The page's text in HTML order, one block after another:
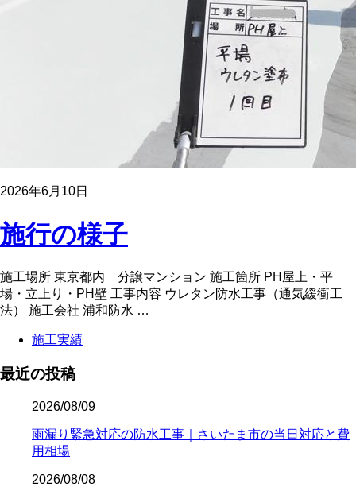
2026年6月10日
施行の様子
施工場所 東京都内 分譲マンション 施工箇所 PH屋上・平
場・立上り・PH壁 工事内容 ウレタン防水工事（通気緩衝工
法） 施工会社 浦和防水 …
施工実績
最近の投稿
2026/08/09
雨漏り緊急対応の防水工事｜さいたま市の当日対応と費
用相場
2026/08/08